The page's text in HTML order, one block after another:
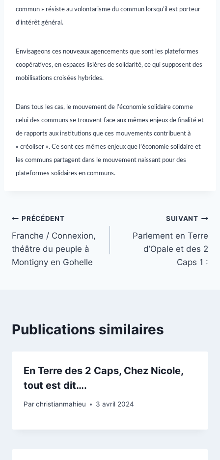
commun » résiste au volontarisme du commun lorsqu’il est porteur
d’intérêt général.
Envisageons ces nouveaux agencements que sont les plateformes
coopératives, en espaces lisières de solidarité, ce qui supposent des
mobilisations croisées hybrides.
Dans tous les cas, le mouvement de l’économie solidaire comme
celui des communs se trouvent face aux mêmes enjeux de finalité et
de rapports aux institutions que ces mouvements contribuent à
« créoliser ». Ce sont ces mêmes enjeux que l’économie solidaire et
les communs partagent dans le mouvement naissant pour des
plateformes solidaires en communs.
Navigation
de
l’article
PRÉCÉDENT
Franche / Connexion,
théâtre du peuple à
Montigny en Gohelle
SUIVANT
Parlement en Terre
d’Opale et des 2
Caps 1 :
Publications similaires
En Terre des 2 Caps, Chez Nicole,
tout est dit….
Parchristianmahieu 3 avril 2024